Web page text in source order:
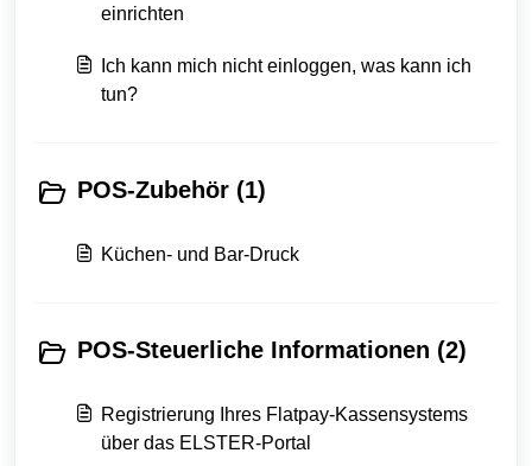
einrichten
Ich kann mich nicht einloggen, was kann ich
tun?
POS-Zubehör (1)
Küchen- und Bar-Druck
POS-Steuerliche Informationen (2)
Registrierung Ihres Flatpay-Kassensystems
über das ELSTER-Portal